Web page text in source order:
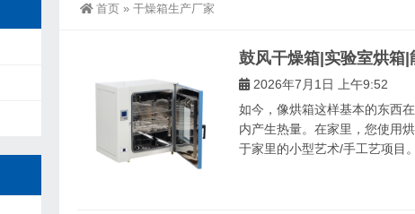
首页 » 干燥箱生产厂家
鼓风干燥箱|实验室烘箱|
2026年7月1日 上午9:52
如今，像烘箱这样基本的东西
内产生热量。在家里，您使用
于家里的小型艺术/手工艺项目